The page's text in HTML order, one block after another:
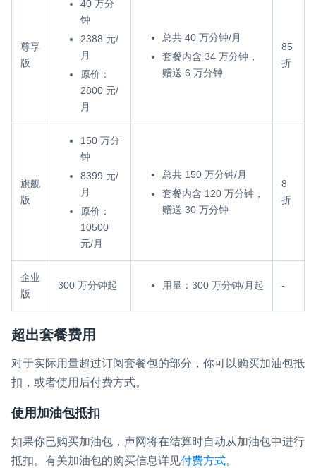
尊享
版
40 万分
钟
2388 元/
月
原价：
2800 元/
月
总共 40 万分钟/月
套餐内含 34 万分钟，
赠送 6 万分钟
85
折
旗舰
版
150 万分
钟
8399 元/
月
原价：
10500
元/月
总共 150 万分钟/月
套餐内含 120 万分钟，
赠送 30 万分钟
8
折
企业
版
300 万分钟起 用量：300 万分钟/月起 -
超出套餐费用
对于实际用量超过订阅套餐包的部分，你可以购买加油包抵
扣，或者使用后付费方式。
使用加油包抵扣
如果你已购买加油包，声网将在结算时自动从加油包中进行
抵扣。有关加油包的购买信息详见付费方式。